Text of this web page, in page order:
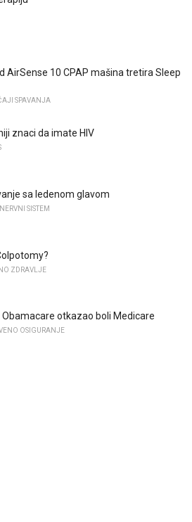
AirSense 10 CPAP mašina tretira Sleep
SPAVANJA
znaci da imate HIV
sa ledenom glavom
SISTEM
ZDRAVLJE
Obamacare otkazao boli Medicare
OSIGURANJE